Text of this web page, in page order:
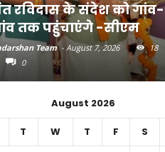
रविदास के संदेश को गांव-
तक पहुंचाएंगे -सीएम
Team - August 7, 2026
18
0
August 2026
T W T F S